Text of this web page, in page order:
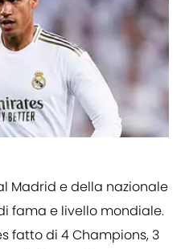
Madrid e della nazionale
fama e livello mondiale.
fatto di 4 Champions, 3